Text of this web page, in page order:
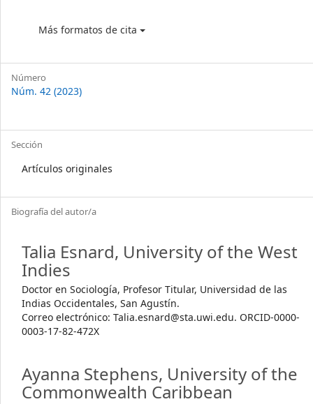
Más formatos de cita
Número
Núm. 42 (2023)
Sección
Artículos originales
Biografía del autor/a
Talia Esnard, University of the West
Indies
Doctor en Sociología, Profesor Titular, Universidad de las
Indias Occidentales, San Agustín.
Correo electrónico: Talia.esnard@sta.uwi.edu. ORCID-0000-
0003-17-82-472X
Ayanna Stephens, University of the
Commonwealth Caribbean